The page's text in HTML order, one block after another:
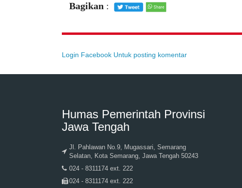
Bagikan :
Login Facebook Untuk posting komentar
Humas Pemerintah Provinsi
Jawa Tengah
Jl. Pahlawan No.9, Mugassari, Semarang
Selatan, Kota Semarang, Jawa Tengah 50243
024 - 8311174 ext. 222
024 - 8311174 ext. 222